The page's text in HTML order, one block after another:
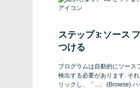
ステップ 3: ソース
つける
プログラムは自動的にソース
検出する必要があります. そ
リックし、「...」 (Browse) ハ